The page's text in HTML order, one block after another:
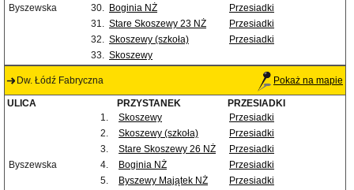
Byszewska
30. Boginia NŻ
Przesiadki
31. Stare Skoszewy 23 NŻ
Przesiadki
32. Skoszewy (szkoła)
Przesiadki
33. Skoszewy
Dw. Łódź Fabryczna Pokaż na mapie
ULICA PRZYSTANEK
PRZESIADKI
1.
Skoszewy
Przesiadki
2.
Skoszewy (szkoła)
Przesiadki
3.
Stare Skoszewy 26 NŻ
Przesiadki
Byszewska
4. Boginia NŻ
Przesiadki
5.
Byszewy Majątek NŻ
Przesiadki